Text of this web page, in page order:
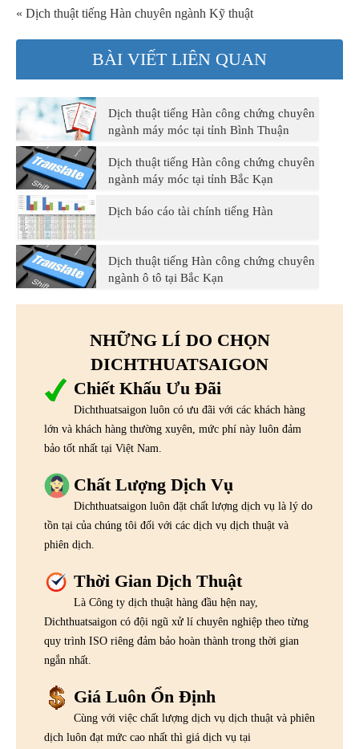
« Dịch thuật tiếng Hàn chuyên ngành Kỹ thuật
BÀI VIẾT LIÊN QUAN
Dịch thuật tiếng Hàn công chứng chuyên
ngành máy móc tại tỉnh Bình Thuận
Dịch thuật tiếng Hàn công chứng chuyên
ngành máy móc tại tỉnh Bắc Kạn
Dịch báo cáo tài chính tiếng Hàn
Dịch thuật tiếng Hàn công chứng chuyên
ngành ô tô tại Bắc Kạn
NHỮNG LÍ DO CHỌN
DICHTHUATSAIGON
Chiết Khấu Ưu Đãi
Dichthuatsaigon luôn có ưu đãi với các khách hàng
lớn và khách hàng thường xuyên, mức phí này luôn đảm
bảo tốt nhất tại Việt Nam.
Chất Lượng Dịch Vụ
Dichthuatsaigon luôn đặt chất lượng dịch vụ là lý do
tồn tại của chúng tôi đối với các dịch vụ dịch thuật và
phiên dịch.
Thời Gian Dịch Thuật
Là Công ty dịch thuật hàng đầu hện nay,
Dichthuatsaigon có đội ngũ xử lí chuyên nghiệp theo từng
quy trình ISO riêng đảm bảo hoàn thành trong thời gian
ngắn nhất.
Giá Luôn Ổn Định
Cùng với việc chất lượng dịch vụ dịch thuật và phiên
dịch luôn đạt mức cao nhất thì giá dịch vụ tại